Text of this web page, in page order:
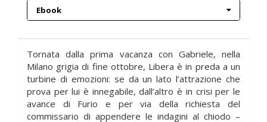
Ebook
Tornata dalla prima vacanza con Gabriele, nella
Milano grigia di fine ottobre, Libera è in preda a un
turbine di emozioni: se da un lato l’attrazione che
prova per lui è innegabile, dall’altro è in crisi per le
avance di Furio e per via della richiesta del
commissario di appendere le indagini al chiodo –